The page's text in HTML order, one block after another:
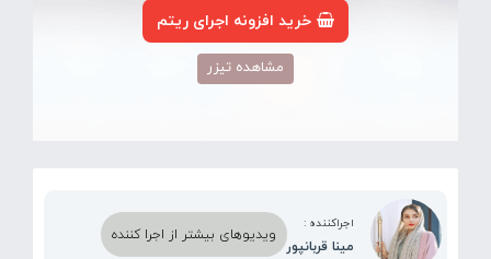
خرید افزونه اجرای ریتم
مشاهده تیزر
اجراکننده :
مینا قربانپور
ویدیوهای بیشتر از اجرا کننده